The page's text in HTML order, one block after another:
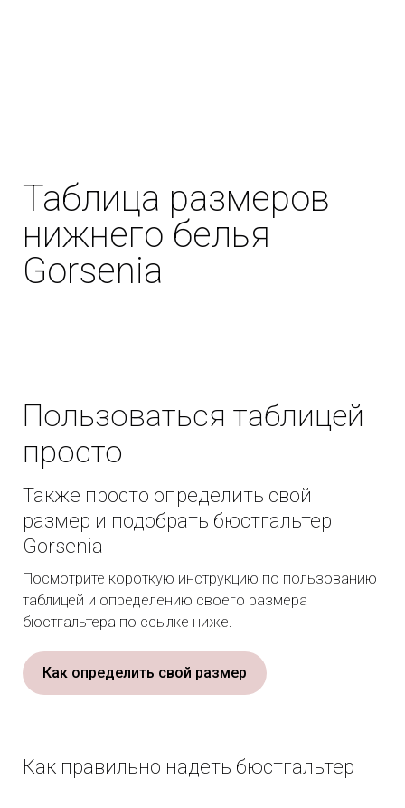
Таблица размеров
нижнего белья
Gorsenia
Пользоваться таблицей
просто
Также просто определить свой
размер и подобрать бюстгальтер
Gorsenia
Посмотрите короткую инструкцию по пользованию
таблицей и определению своего размера
бюстгальтера по ссылке ниже.
Как определить свой размер
Как правильно надеть бюстгальтер